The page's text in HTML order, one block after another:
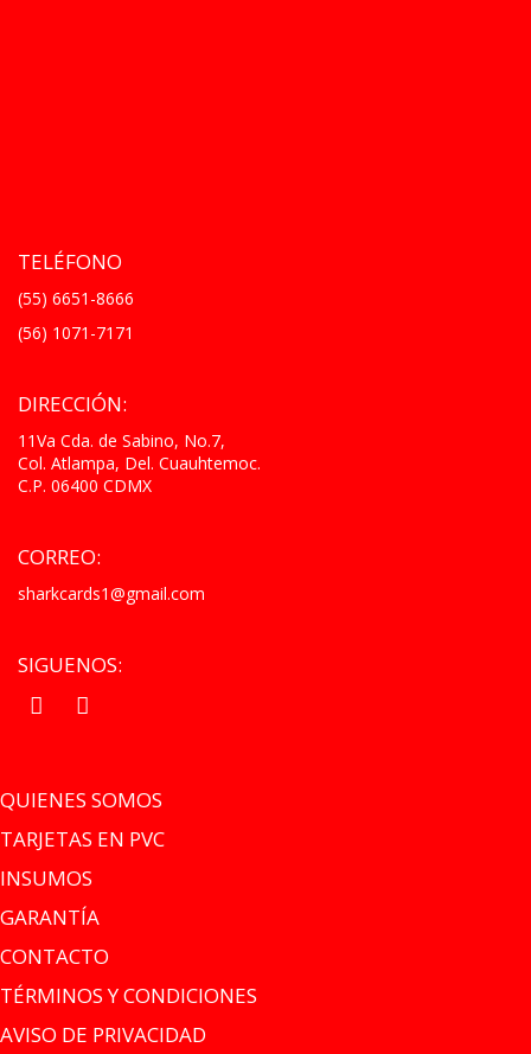
TELÉFONO
(55) 6651-8666
(56) 1071-7171
DIRECCIÓN:
11Va Cda. de Sabino, No.7,
Col. Atlampa, Del. Cuauhtemoc.
C.P. 06400 CDMX
CORREO:
sharkcards1@gmail.com
SIGUENOS:
QUIENES SOMOS
TARJETAS EN PVC
INSUMOS
GARANTÍA
CONTACTO
TÉRMINOS Y CONDICIONES
AVISO DE PRIVACIDAD